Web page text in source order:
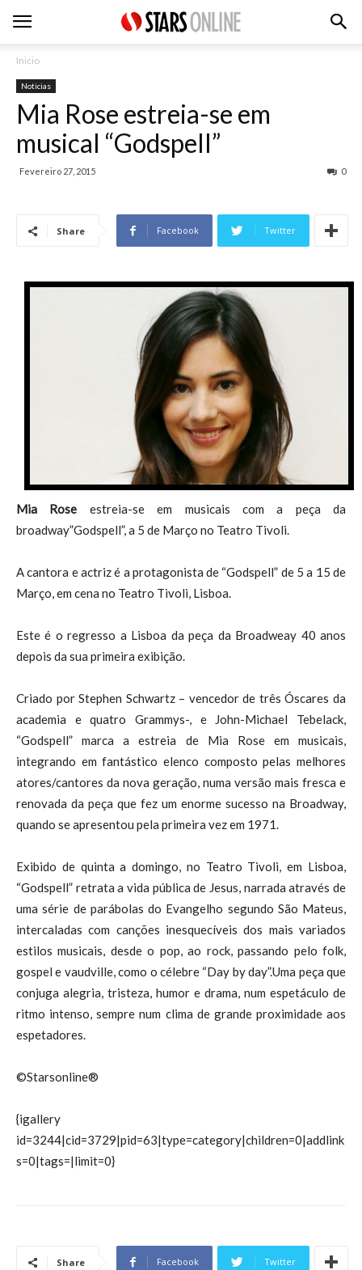
Inicio
Noticias
Mia Rose estreia-se em
musical “Godspell”
Fevereiro 27, 2015 0
Share Facebook Twitter
Mia Rose estreia-se em musicais com a peça da
broadway”Godspell”, a 5 de Março no Teatro Tivoli.
A cantora e actriz é a protagonista de “Godspell” de 5 a 15 de
Março, em cena no Teatro Tivoli, Lisboa.
Este é o regresso a Lisboa da peça da Broadweay 40 anos
depois da sua primeira exibição.
Criado por Stephen Schwartz – vencedor de três Óscares da
academia e quatro Grammys-, e John-Michael Tebelack,
“Godspell” marca a estreia de Mia Rose em musicais,
integrando em fantástico elenco composto pelas melhores
atores/cantores da nova geração, numa versão mais fresca e
renovada da peça que fez um enorme sucesso na Broadway,
quando se apresentou pela primeira vez em 1971.
Exibido de quinta a domingo, no Teatro Tivoli, em Lisboa,
“Godspell” retrata a vida pública de Jesus, narrada através de
uma série de parábolas do Evangelho segundo São Mateus,
intercaladas com canções inesquecíveis dos mais variados
estilos musicais, desde o pop, ao rock, passando pelo folk,
gospel e vaudville, como o célebre “Day by day”.Uma peça que
conjuga alegria, tristeza, humor e drama, num espetáculo de
ritmo intenso, sempre num clima de grande proximidade aos
espetadores.
©Starsonline®
{igallery
id=3244|cid=3729|pid=63|type=category|children=0|addlink
s=0|tags=|limit=0}
Share Facebook Twitter